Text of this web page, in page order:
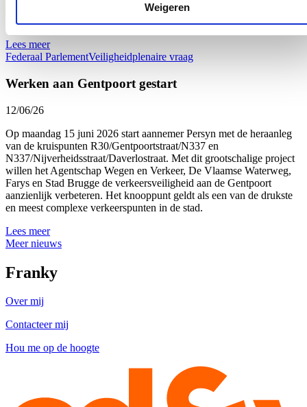
Weigeren
trein neemt, moet zich veilig kunnen verplaatsen. Dat mag geen
discussiepunt zijn.
Lees meer
Federaal ParlementVeiligheidplenaire vraag
Werken aan Gentpoort gestart
12/06/26
Op maandag 15 juni 2026 start aannemer Persyn met de heraanleg
van de kruispunten R30/Gentpoortstraat/N337 en
N337/Nijverheidsstraat/Daverlostraat. Met dit grootschalige project
willen het Agentschap Wegen en Verkeer, De Vlaamse Waterweg,
Farys en Stad Brugge de verkeersveiligheid aan de Gentpoort
aanzienlijk verbeteren. Het knooppunt geldt als een van de drukste
en meest complexe verkeerspunten in de stad.
Lees meer
Meer nieuws
Franky
Over mij
Contacteer mij
Hou me op de hoogte